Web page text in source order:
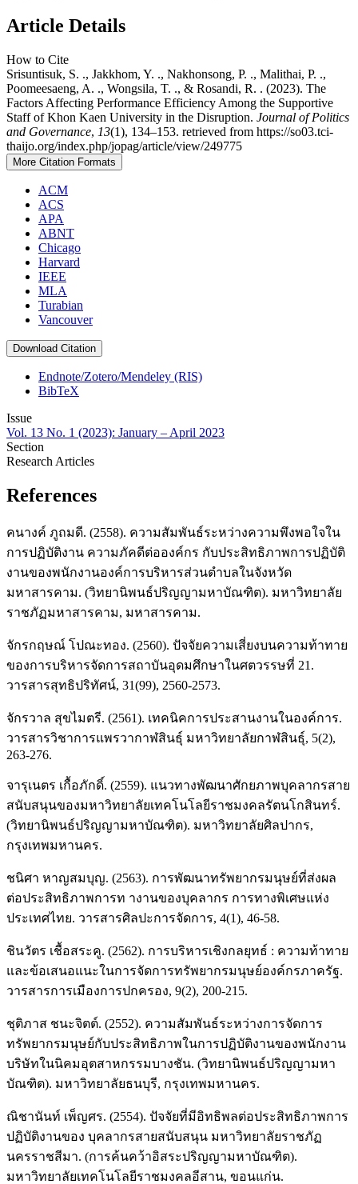
Article Details
How to Cite
Srisuntisuk, S. ., Jakkhom, Y. ., Nakhonsong, P. ., Malithai, P. .,
Poomeesaeng, A. ., Wongsila, T. ., & Rosandi, R. . (2023). The
Factors Affecting Performance Efficiency Among the Supportive
Staff of Khon Kaen University in the Disruption. Journal of Politics
and Governance, 13(1), 134–153. retrieved from https://so03.tci-
thaijo.org/index.php/jopag/article/view/249775
More Citation Formats
ACM
ACS
APA
ABNT
Chicago
Harvard
IEEE
MLA
Turabian
Vancouver
Download Citation
Endnote/Zotero/Mendeley (RIS)
BibTeX
Issue
Vol. 13 No. 1 (2023): January – April 2023
Section
Research Articles
References
คนางค์ ภูถมดี. (2558). ความสัมพันธ์ระหว่างความพึงพอใจใน
การปฏิบัติงาน ความภัคดีต่อองค์กร กับประสิทธิภาพการปฏิบัติ
งานของพนักงานองค์การบริหารส่วนตำบลในจังหวัด
มหาสารคาม. (วิทยานิพนธ์ปริญญามหาบัณฑิต). มหาวิทยาลัย
ราชภัฏมหาสารคาม, มหาสารคาม.
จักรกฤษณ์ โปณะทอง. (2560). ปัจจัยความเสี่ยงบนความท้าทาย
ของการบริหารจัดการสถาบันอุดมศึกษาในศตวรรษที่ 21.
วารสารสุทธิปริทัศน์, 31(99), 2560-2573.
จักรวาล สุขไมตรี. (2561). เทคนิคการประสานงานในองค์การ.
วารสารวิชาการแพรวากาฬสินธุ์ มหาวิทยาลัยกาฬสินธุ์, 5(2),
263-276.
จารุเนตร เกื้อภักดิ์. (2559). แนวทางพัฒนาศักยภาพบุคลากรสาย
สนับสนุนของมหาวิทยาลัยเทคโนโลยีราชมงคลรัตนโกสินทร์.
(วิทยานิพนธ์ปริญญามหาบัณฑิต). มหาวิทยาลัยศิลปากร,
กรุงเทพมหานคร.
ชนิศา หาญสมบุญ. (2563). การพัฒนาทรัพยากรมนุษย์ที่ส่งผล
ต่อประสิทธิภาพการท างานของบุคลากร การทางพิเศษแห่ง
ประเทศไทย. วารสารศิลปะการจัดการ, 4(1), 46-58.
ชินวัตร เชื้อสระคู. (2562). การบริหารเชิงกลยุทธ์ : ความท้าทาย
และข้อเสนอแนะในการจัดการทรัพยากรมนุษย์องค์กรภาครัฐ.
วารสารการเมืองการปกครอง, 9(2), 200-215.
ชุติภาส ชนะจิตต์. (2552). ความสัมพันธ์ระหว่างการจัดการ
ทรัพยากรมนุษย์กับประสิทธิภาพในการปฏิบัติงานของพนักงาน
บริษัทในนิคมอุตสาหกรรมบางชัน. (วิทยานิพนธ์ปริญญามหา
บัณฑิต). มหาวิทยาลัยธนบุรี, กรุงเทพมหานคร.
ณิชานันท์ เพ็ญศร. (2554). ปัจจัยที่มีอิทธิพลต่อประสิทธิภาพการ
ปฏิบัติงานของ บุคลากรสายสนับสนุน มหาวิทยาลัยราชภัฏ
นครราชสีมา. (การค้นคว้าอิสระปริญญามหาบัณฑิต).
มหาวิทยาลัยเทคโนโลยีราชมงคลอีสาน, ขอนแก่น.